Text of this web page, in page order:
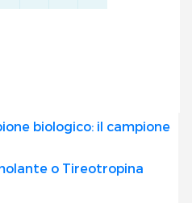
biologico: il campione
o Tireotropina